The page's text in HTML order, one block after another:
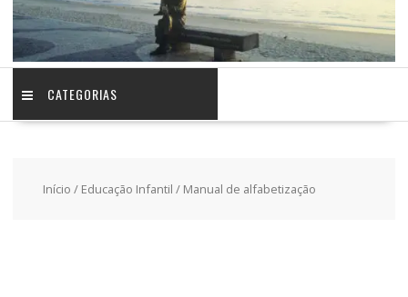
CATEGORIAS
Início / Educação Infantil / Manual de alfabetização